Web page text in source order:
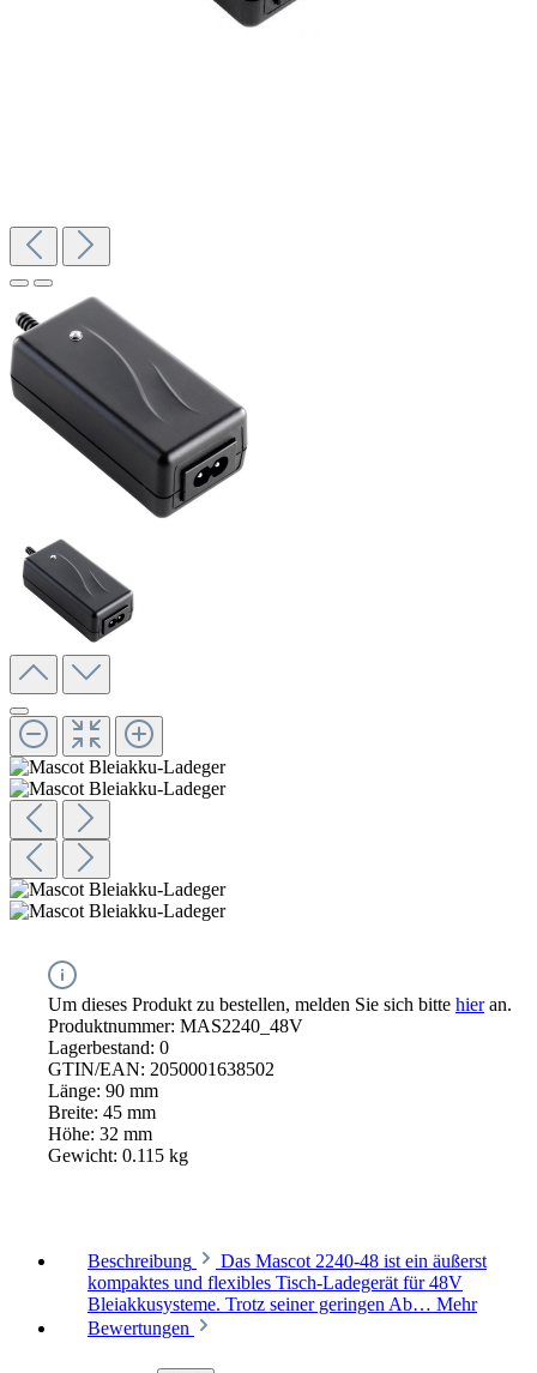
Um dieses Produkt zu bestellen, melden Sie sich bitte hieran.
Produktnummer: MAS2240_48V
Lagerbestand: 0
GTIN/EAN: 2050001638502
Länge: 90 mm
Breite: 45 mm
Höhe: 32 mm
Gewicht: 0.115 kg
Beschreibung
Das Mascot 2240-48 ist ein äußerst
kompaktes und flexibles Tisch-Ladegerät für 48V
Bleiakkusysteme. Trotz seiner geringen Ab… Mehr
Bewertungen